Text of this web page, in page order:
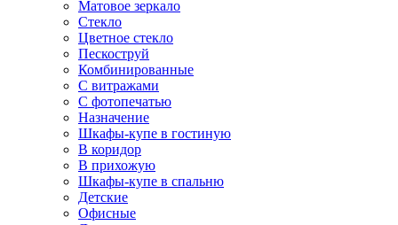
Матовое зеркало
Стекло
Цветное стекло
Пескоструй
Комбинированные
С витражами
С фотопечатью
Назначение
Шкафы-купе в гостиную
В коридор
В прихожую
Шкафы-купе в спальню
Детские
Офисные